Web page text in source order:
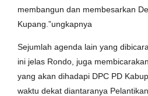
membangun dan membesarkan
Kupang.”ungkapnya
Sejumlah agenda lain yang
ini jelas Rondo, juga
yang akan dihadapi DPC PD
waktu dekat diantaranya